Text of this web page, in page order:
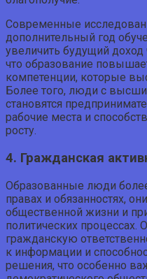
Современные
дополнительный год
увеличить будущий доход
что образование
компетенции, которые
Более того, люди с
становятся
рабочие места и
росту.
4. Гражданская
Образованные люди
правах и обязанностях,
общественной жизни и
политических процессах.
гражданскую
к информации и
решения, что особенно